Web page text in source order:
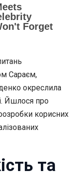
Сараєм,
окреслила
Йшлося про
корисних
та